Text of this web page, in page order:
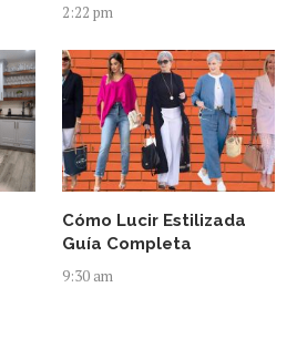
2:22 pm
Cómo Lucir Estilizada
Guía Completa
9:30 am